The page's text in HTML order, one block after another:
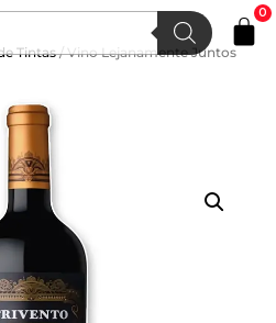
0
Tintas/ Vino Lejanamente Juntos